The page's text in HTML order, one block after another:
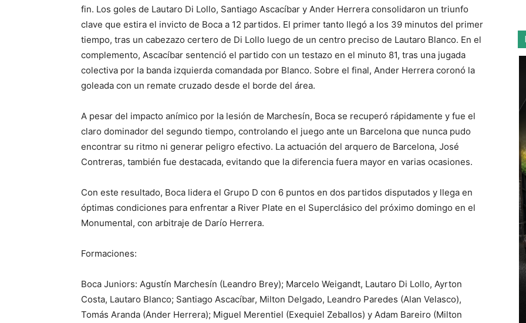
fin. Los goles de Lautaro Di Lollo, Santiago Ascacíbar y Ander Herrera consolidaron un triunfo
clave que estira el invicto de Boca a 12 partidos. El primer tanto llegó a los 39 minutos del primer
tiempo, tras un cabezazo certero de Di Lollo luego de un centro preciso de Lautaro Blanco. En el
complemento, Ascacíbar sentenció el partido con un testazo en el minuto 81, tras una jugada
colectiva por la banda izquierda comandada por Blanco. Sobre el final, Ander Herrera coronó la
goleada con un remate cruzado desde el borde del área.
A pesar del impacto anímico por la lesión de Marchesín, Boca se recuperó rápidamente y fue el
claro dominador del segundo tiempo, controlando el juego ante un Barcelona que nunca pudo
encontrar su ritmo ni generar peligro efectivo. La actuación del arquero de Barcelona, José
Contreras, también fue destacada, evitando que la diferencia fuera mayor en varias ocasiones.
Con este resultado, Boca lidera el Grupo D con 6 puntos en dos partidos disputados y llega en
óptimas condiciones para enfrentar a River Plate en el Superclásico del próximo domingo en el
Monumental, con arbitraje de Darío Herrera.
Formaciones:
Boca Juniors: Agustín Marchesín (Leandro Brey); Marcelo Weigandt, Lautaro Di Lollo, Ayrton
Costa, Lautaro Blanco; Santiago Ascacíbar, Milton Delgado, Leandro Paredes (Alan Velasco),
Tomás Aranda (Ander Herrera); Miguel Merentiel (Exequiel Zeballos) y Adam Bareiro (Milton